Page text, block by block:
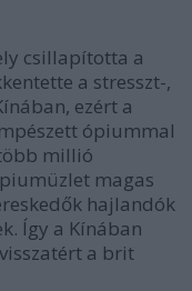
csillapította a
a stresszt-,
ezért a
ópiummal
millió
magas
hajlandók
Így a Kínában
a brit